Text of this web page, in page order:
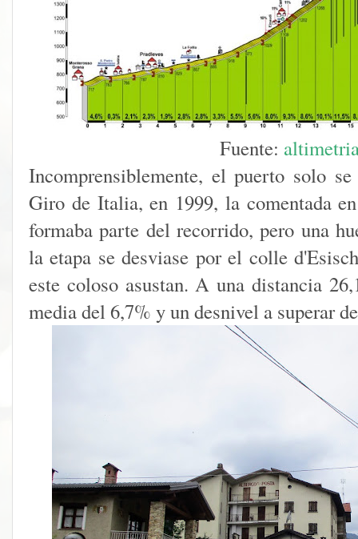
Fuente:
Incomprensiblemente, el puerto solo
Giro de Italia, en 1999, la comentada
formaba parte del recorrido, pero una
la etapa se desviase por el colle
este coloso asustan. A una distancia
media del 6,7% y un desnivel a superar